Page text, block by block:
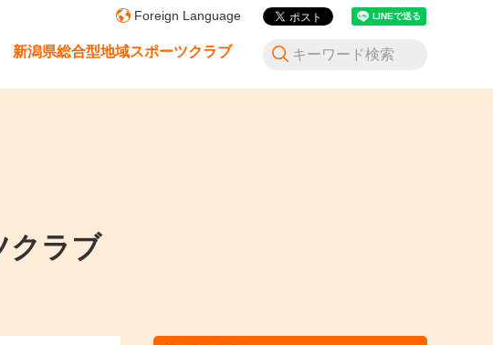
Foreign Language
新潟県総合型地域スポーツクラブ
クラブ